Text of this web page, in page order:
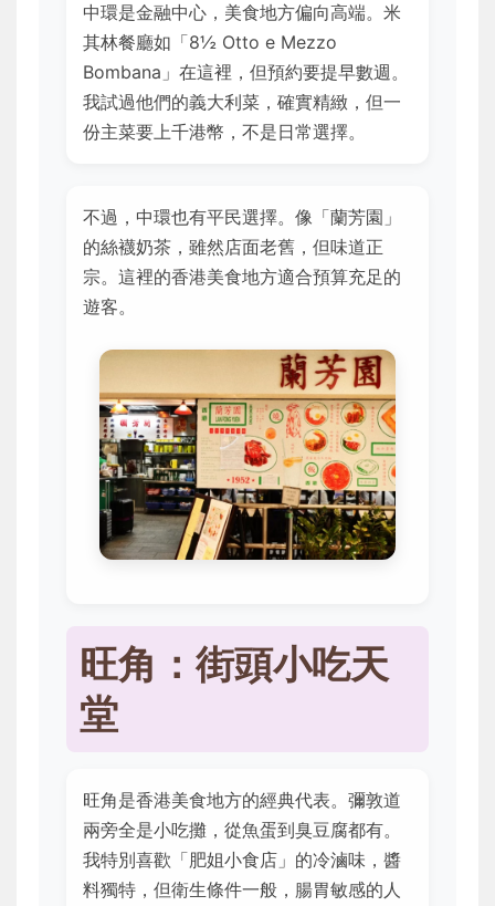
中環是金融中心，美食地方偏向高端。米
其林餐廳如「8½ Otto e Mezzo
Bombana」在這裡，但預約要提早數週。
我試過他們的義大利菜，確實精緻，但一
份主菜要上千港幣，不是日常選擇。
不過，中環也有平民選擇。像「蘭芳園」
的絲襪奶茶，雖然店面老舊，但味道正
宗。這裡的香港美食地方適合預算充足的
遊客。
旺角：街頭小吃天
堂
旺角是香港美食地方的經典代表。彌敦道
兩旁全是小吃攤，從魚蛋到臭豆腐都有。
我特別喜歡「肥姐小食店」的冷滷味，醬
料獨特，但衛生條件一般，腸胃敏感的人